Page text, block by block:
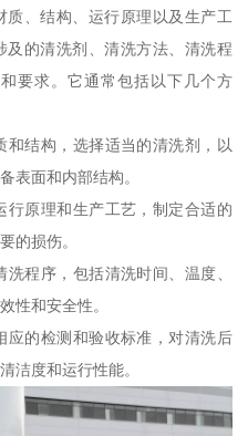
、结构、运行原理以及生产工
的清洗剂、清洗方法、清洗程
要求。它通常包括以下几个方
和结构，选择适当的清洗剂，以
表面和内部结构。
行原理和生产工艺，制定合适的
的损伤。
程序，包括清洗时间、温度、
性和安全性。
应的检测和验收标准，对清洗后
洁度和运行性能。